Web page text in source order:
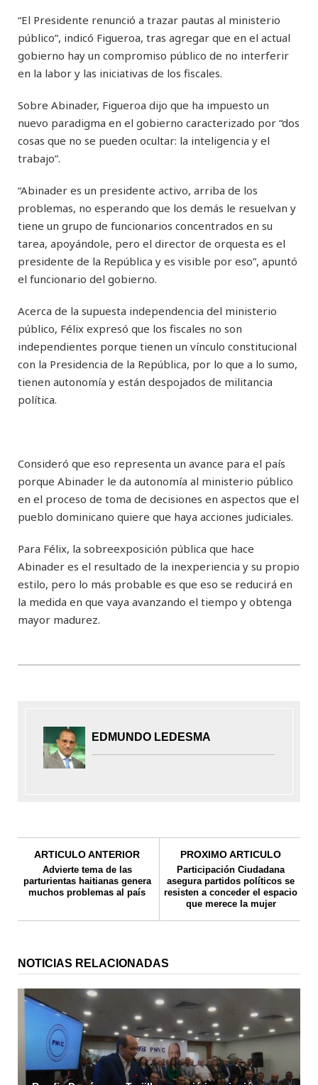
“El Presidente renunció a trazar pautas al ministerio
público”, indicó Figueroa, tras agregar que en el actual
gobierno hay un compromiso público de no interferir
en la labor y las iniciativas de los fiscales.
Sobre Abinader, Figueroa dijo que ha impuesto un
nuevo paradigma en el gobierno caracterizado por “dos
cosas que no se pueden ocultar: la inteligencia y el
trabajo”.
“Abinader es un presidente activo, arriba de los
problemas, no esperando que los demás le resuelvan y
tiene un grupo de funcionarios concentrados en su
tarea, apoyándole, pero el director de orquesta es el
presidente de la República y es visible por eso”, apuntó
el funcionario del gobierno.
Acerca de la supuesta independencia del ministerio
público, Félix expresó que los fiscales no son
independientes porque tienen un vínculo constitucional
con la Presidencia de la República, por lo que a lo sumo,
tienen autonomía y están despojados de militancia
política.
Consideró que eso representa un avance para el país
porque Abinader le da autonomía al ministerio público
en el proceso de toma de decisiones en aspectos que el
pueblo dominicano quiere que haya acciones judiciales.
Para Félix, la sobreexposición pública que hace
Abinader es el resultado de la inexperiencia y su propio
estilo, pero lo más probable es que eso se reducirá en
la medida en que vaya avanzando el tiempo y obtenga
mayor madurez.
EDMUNDO LEDESMA
ARTICULO ANTERIOR
Advierte tema de las
parturientas haitianas genera
muchos problemas al país
PROXIMO ARTICULO
Participación Ciudadana
asegura partidos políticos se
resisten a conceder el espacio
que merece la mujer
NOTICIAS RELACIONADAS